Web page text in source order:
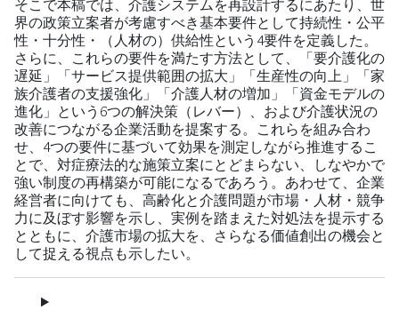
そこで本稿では、介護システムを再設計するにあたり、世
界の政策立案者が考慮すべき基本要件として持続性・公平
性・十分性・（人材の）供給性という4要件を定義した。
さらに、これらの要件を満たす方法として、「要介護化の
遅延」「サービス提供範囲の拡大」「生産性の向上」「家
族介護者の支援強化」「介護人材の増加」「資金モデルの
進化」という6つの解決策（レバー）、および介護状況の
改善につながる企業活動を提案する。これらを組み合わ
せ、4つの要件に基づいて効果を測定しながら推進するこ
とで、対症療法的な施策立案にとどまらない、しなやかで
強い制度の再構築が可能になるであろう。あわせて、企業
経営者に向けても、高齢化と介護問題が市場・人材・競争
力に及ぼす影響を示し、実例を踏まえた対処法を提示する
とともに、介護市場の拡大を、さらなる価値創出の機会と
して捉える視点も示したい。